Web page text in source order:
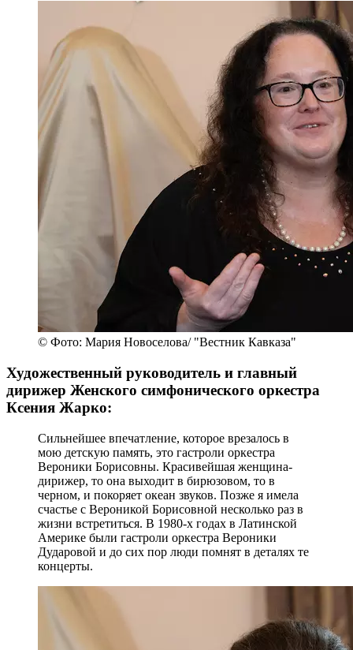
© Фото: Мария Новоселова/ "Вестник Кавказа"
Художественный руководитель и главный
дирижер Женского симфонического оркестра
Ксения Жарко:
Сильнейшее впечатление, которое врезалось в
мою детскую память, это гастроли оркестра
Вероники Борисовны. Красивейшая женщина-
дирижер, то она выходит в бирюзовом, то в
черном, и покоряет океан звуков. Позже я имела
счастье с Вероникой Борисовной несколько раз в
жизни встретиться. В 1980-х годах в Латинской
Америке были гастроли оркестра Вероники
Дударовой и до сих пор люди помнят в деталях те
концерты.